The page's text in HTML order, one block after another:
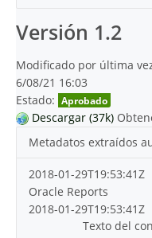
Versión 1.2
Modificado por última vez
6/08/21 16:03
Estado: Aprobado
Descargar (37k)
Metadatos extraídos
2018-01-29T19:53:41Z
Oracle Reports
2018-01-29T19:53:41Z
Texto del